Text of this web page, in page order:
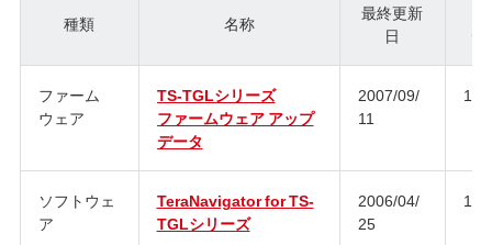
種類 名称
最終更新
日
ジ
ファーム
ウェア
TS-TGLシリーズ
ファームウェア アップ
データ
2007/09/
11
ソフトウェ
ア
TeraNavigator for TS-
TGLシリーズ
2006/04/
25